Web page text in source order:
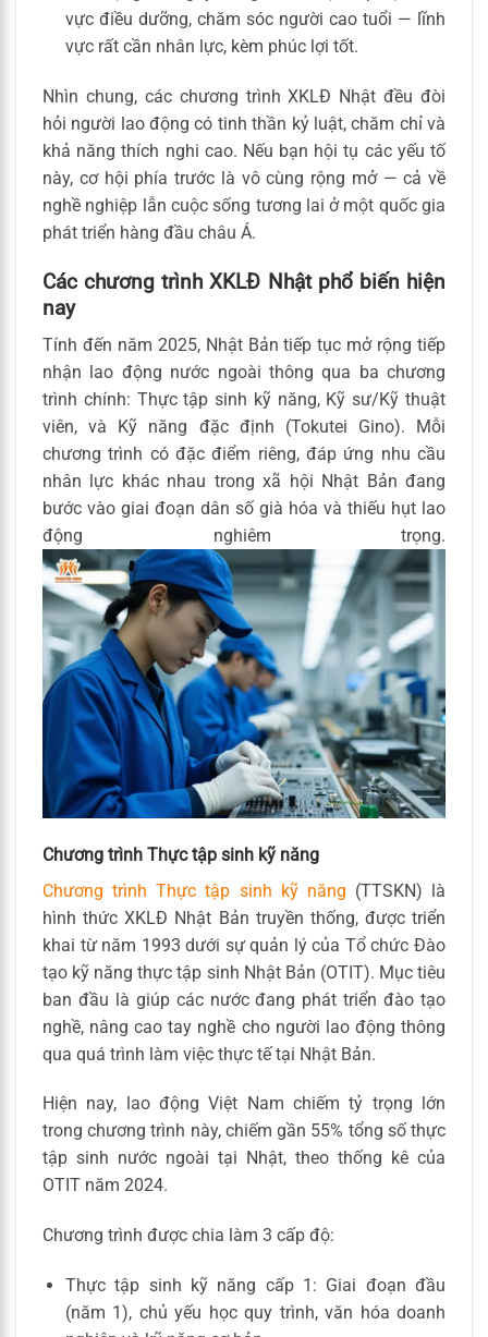
vực điều dưỡng, chăm sóc người cao tuổi — lĩnh
vực rất cần nhân lực, kèm phúc lợi tốt.
Nhìn chung, các chương trình XKLĐ Nhật đều đòi
hỏi người lao động có tinh thần kỷ luật, chăm chỉ và
khả năng thích nghi cao. Nếu bạn hội tụ các yếu tố
này, cơ hội phía trước là vô cùng rộng mở — cả về
nghề nghiệp lẫn cuộc sống tương lai ở một quốc gia
phát triển hàng đầu châu Á.
Các chương trình XKLĐ Nhật phổ biến hiện
nay
Tính đến năm 2025, Nhật Bản tiếp tục mở rộng tiếp
nhận lao động nước ngoài thông qua ba chương
trình chính: Thực tập sinh kỹ năng, Kỹ sư/Kỹ thuật
viên, và Kỹ năng đặc định (Tokutei Gino). Mỗi
chương trình có đặc điểm riêng, đáp ứng nhu cầu
nhân lực khác nhau trong xã hội Nhật Bản đang
bước vào giai đoạn dân số già hóa và thiếu hụt lao
động nghiêm trọng.
Chương trình Thực tập sinh kỹ năng
Chương trình Thực tập sinh kỹ năng (TTSKN) là
hình thức XKLĐ Nhật Bản truyền thống, được triển
khai từ năm 1993 dưới sự quản lý của Tổ chức Đào
tạo kỹ năng thực tập sinh Nhật Bản (OTIT). Mục tiêu
ban đầu là giúp các nước đang phát triển đào tạo
nghề, nâng cao tay nghề cho người lao động thông
qua quá trình làm việc thực tế tại Nhật Bản.
Hiện nay, lao động Việt Nam chiếm tỷ trọng lớn
trong chương trình này, chiếm gần 55% tổng số thực
tập sinh nước ngoài tại Nhật, theo thống kê của
OTIT năm 2024.
Chương trình được chia làm 3 cấp độ:
Thực tập sinh kỹ năng cấp 1: Giai đoạn đầu
(năm 1), chủ yếu học quy trình, văn hóa doanh